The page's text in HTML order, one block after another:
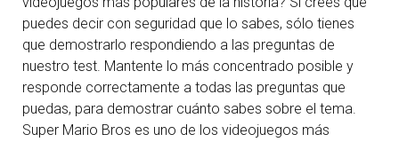
puedes decir con seguridad que lo sabes, sólo tienes
que demostrarlo respondiendo a las preguntas de
nuestro test. Mantente lo más concentrado posible y
responde correctamente a todas las preguntas que
puedas, para demostrar cuánto sabes sobre el tema.
Super Mario Bros es uno de los videojuegos más